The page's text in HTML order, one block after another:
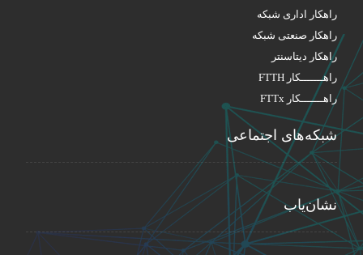
راهکار اداری شبکه
راهکار صنعتی شبکه
راهکار دیتاسنتر
راهـــــــکار FTTH
راهـــــــکار FTTx
شبکه‌های اجتماعی
نشان‌یاب